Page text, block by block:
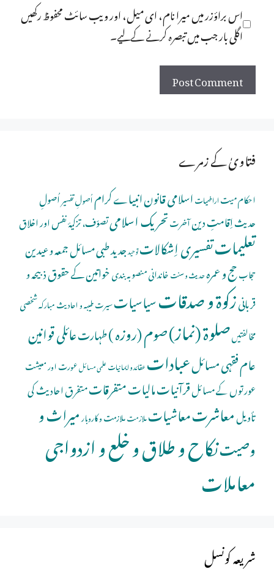
اس براؤزر میں میرا نام، ای میل، اور ویب سائٹ محفوظ رکھیں
اگلی بار جب میں تبصرہ کرنے کےلیے۔
فتاویٰ کے زمرے
احکام میتاراضیاتاسلامی قانونانبیاے کراماُصولِ تفسیراُصولِ
حدیثاِقامتِ دینآخرتتحریک اسلامیتصوّف، تزکیۂ نفس اور اخلاق
تعلیماتتفسیری اِشکالاتتوحیدجدید طبی مسائلجمعہ و عیدین
حجابحج و عمرہحدیث و سنتخاندانی منصوبہ بندیخواتین کے حقوقذبیحہ و
قربانیزکوۃ و صدقاتسیاسیاتسیرت طیبہ و احادیث مبارکہشخصی
مخالفتیںصلوة (نماز)صوم (روزہ )طہارتعائلی قوانین
عام فقہی مسائلعباداتعقائد و ایمانیاتعلمی مسائلعورت اور معیشت
عورتوں کے مسائلقرآنیاتمالیاتمتفرقاتمتفرق احادیث کی
تأویلمعاشرتمعاشیاتملازمتملازمت و کاروبارمیراث و
وصیتنکاح و طلاق و خلع و ازدواجی
معاملات
شریعہ کونسل